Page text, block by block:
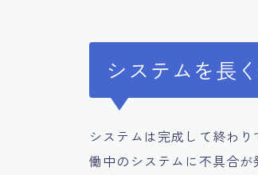
システムを長
システムは完成して終わ
働中のシステムに不具合